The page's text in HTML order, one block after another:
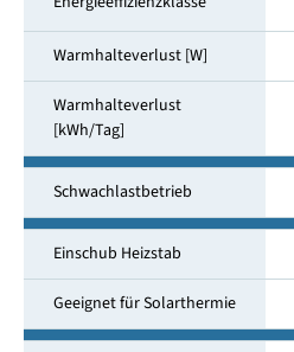
Warmhalteverlust [W]
Warmhalteverlust
[kWh/Tag]
Schwachlastbetrieb
Einschub Heizstab
Geeignet für Solarthermie